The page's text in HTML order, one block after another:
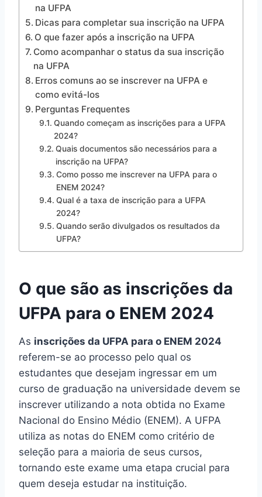
na UFPA
Dicas para completar sua inscrição na UFPA
O que fazer após a inscrição na UFPA
Como acompanhar o status da sua inscrição
na UFPA
Erros comuns ao se inscrever na UFPA e
como evitá-los
Perguntas Frequentes
Quando começam as inscrições para a UFPA
2024?
Quais documentos são necessários para a
inscrição na UFPA?
Como posso me inscrever na UFPA para o
ENEM 2024?
Qual é a taxa de inscrição para a UFPA
2024?
Quando serão divulgados os resultados da
UFPA?
O que são as inscrições da
UFPA para o ENEM 2024
As inscrições da UFPA para o ENEM 2024
referem-se ao processo pelo qual os
estudantes que desejam ingressar em um
curso de graduação na universidade devem se
inscrever utilizando a nota obtida no Exame
Nacional do Ensino Médio (ENEM). A UFPA
utiliza as notas do ENEM como critério de
seleção para a maioria de seus cursos,
tornando este exame uma etapa crucial para
quem deseja estudar na instituição.